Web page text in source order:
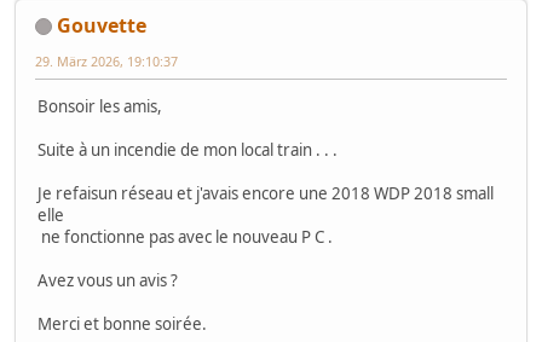
Gouvette
29. März 2026, 19:10:37
Bonsoir les amis,
Suite à un incendie de mon local train . . .
Je refaisun réseau et j'avais encore une 2018 WDP 2018 small
elle
ne fonctionne pas avec le nouveau P C .
Avez vous un avis ?
Merci et bonne soirée.